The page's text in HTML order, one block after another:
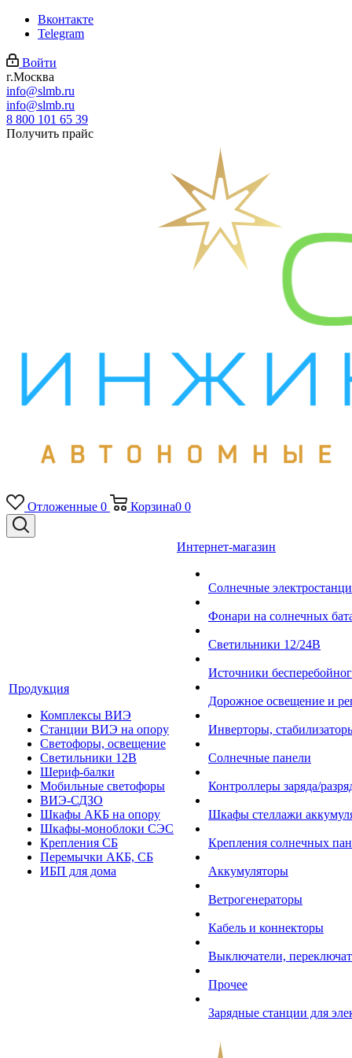
Вконтакте
Telegram
Войти
г.Москва
info@slmb.ru
info@slmb.ru
8 800 101 65 39
Получить прайс
Отложенные 0 Корзина0 0
Продукция
Комплексы ВИЭ
Станции ВИЭ на опору
Светофоры, освещение
Светильники 12В
Шериф-балки
Мобильные светофоры
ВИЭ-СДЗО
Шкафы АКБ на опору
Шкафы-моноблоки СЭС
Крепления СБ
Перемычки АКБ, СБ
ИБП для дома
Интернет-магазин
Солнечные
Фонари на солнечных
Светильники 12/24В
Источники
Дорожное освещение и
Инверторы,
Солнечные панели
Контроллеры заряда/
Шкафы стеллажи
Крепления солнечных
Аккумуляторы
Ветрогенераторы
Кабель и коннекторы
Выключатели,
Прочее
Зарядные станции для